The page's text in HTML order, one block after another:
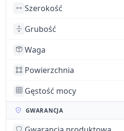
Szerokość
Grubość
Waga
Powierzchnia
Gęstość mocy
GWARANCJA